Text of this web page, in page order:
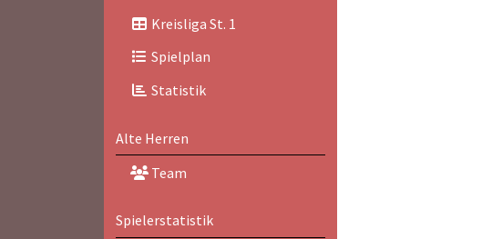
Kreisliga St. 1
Spielplan
Statistik
Alte Herren
Team
Spielerstatistik